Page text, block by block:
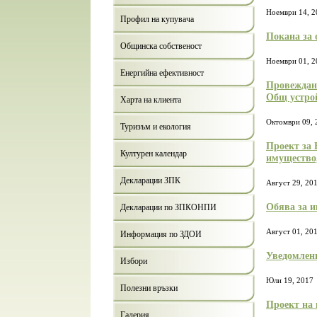
Профил на купувача
Общинска собственост
Енергийна ефективност
Харта на клиента
Туризъм и екология
Културен календар
Декларации ЗПК
Декларации по ЗПКОНПИ
Информация по ЗДОИ
Избори
Полезни връзки
Галерия
Ноември 14,
Покана за
Ноември 01,
Общ
Октомври 09,
Проект за
Август 29,
Обява за
Август 01,
Юли 19, 2017
Проект на